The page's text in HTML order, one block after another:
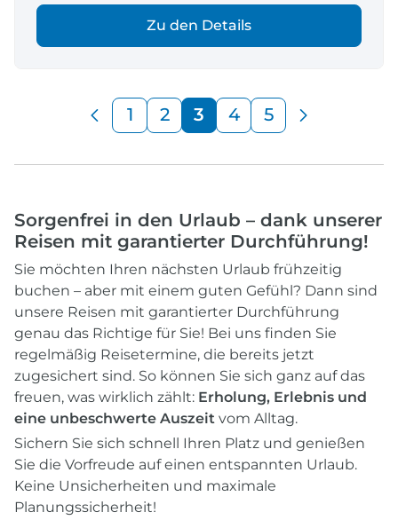
Zu den Details
1 2 3 4 5
Sorgenfrei in den Urlaub – dank unserer
Reisen mit garantierter Durchführung!
Sie möchten Ihren nächsten Urlaub frühzeitig
buchen – aber mit einem guten Gefühl? Dann sind
unsere Reisen mit garantierter Durchführung
genau das Richtige für Sie! Bei uns finden Sie
regelmäßig Reisetermine, die bereits jetzt
zugesichert sind. So können Sie sich ganz auf das
freuen, was wirklich zählt: Erholung, Erlebnis und
eine unbeschwerte Auszeit vom Alltag.
Sichern Sie sich schnell Ihren Platz und genießen
Sie die Vorfreude auf einen entspannten Urlaub.
Keine Unsicherheiten und maximale
Planungssicherheit!